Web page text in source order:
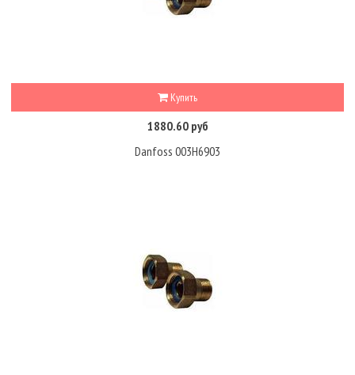
Купить
1880.60 руб
Danfoss 003H6903